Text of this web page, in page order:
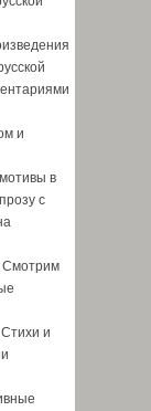
и
в
с
Смотрим
и